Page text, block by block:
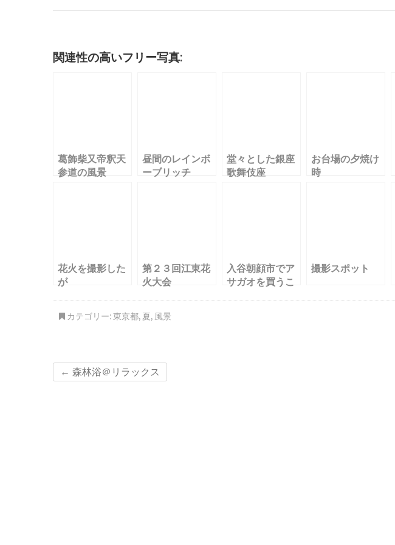
o n
関連性の高いフリー写真:
葛飾柴又帝釈天
参道の風景
昼間のレインボ
ーブリッチ
堂々とした銀座
歌舞伎座
お台場の夕焼け
時
花火を撮影した
が
第２３回江東花
火大会
入谷朝顔市でア
サガオを買うこ
撮影スポット
カテゴリー:東京都, 夏, 風景
← 森林浴＠リラックス